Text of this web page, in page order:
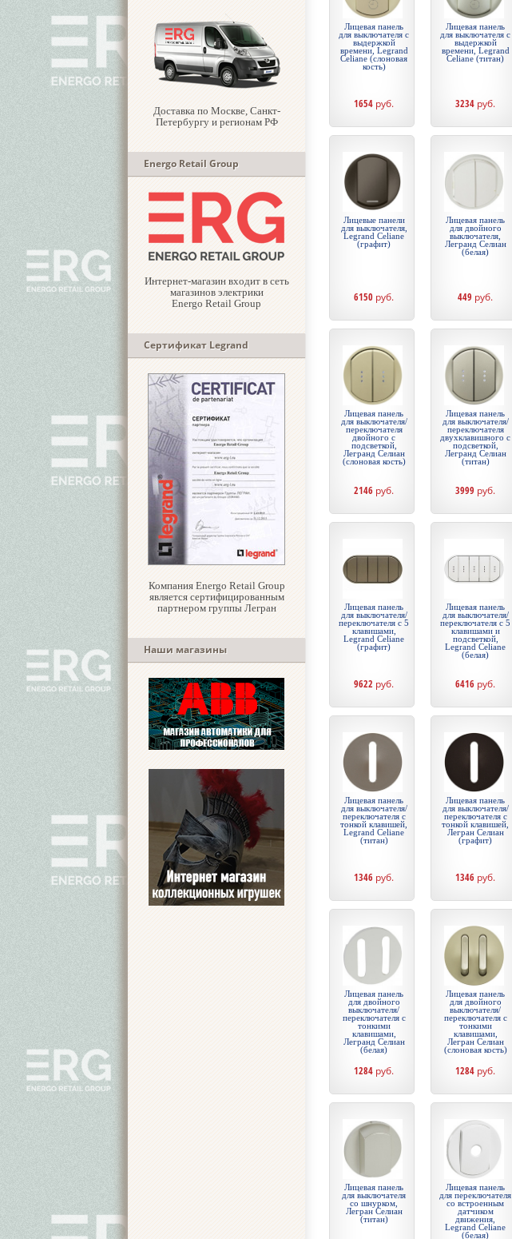
Доставка по Москве, Санкт-
Петербургу и регионам РФ
Energo Retail Group
Интернет-магазин входит в сеть
магазинов электрики
Energo Retail Group
Сертификат Legrand
Компания Energo Retail Group
является сертифицированным
партнером группы Легран
Наши магазины
Лицевая панель
для выключателя с
выдержкой
времени, Legrand
Celiane (слоновая
кость)
1654 руб.
Лицевая панель
для выключателя с
выдержкой
времени, Legrand
Celiane (титан)
3234 руб.
Лицевые панели
для выключателя,
Legrand Celiane
(графит)
6150 руб.
Лицевая панель
для двойного
выключателя,
Легранд Селиан
(белая)
449 руб.
Лицевая панель
для выключателя/
переключателя
двойного с
подсветкой,
Легранд Селиан
(слоновая кость)
2146 руб.
Лицевая панель
для выключателя/
переключателя
двухклавишного с
подсветкой,
Легранд Селиан
(титан)
3999 руб.
Лицевая панель
для выключателя/
переключателя с 5
клавишами,
Legrand Celiane
(графит)
9622 руб.
Лицевая панель
для выключателя/
переключателя с 5
клавишами и
подсветкой,
Legrand Celiane
(белая)
6416 руб.
Лицевая панель
для выключателя/
переключателя с
тонкой клавишей,
Legrand Celiane
(титан)
1346 руб.
Лицевая панель
для выключателя/
переключателя с
тонкой клавишей,
Легран Селиан
(графит)
1346 руб.
Лицевая панель
для двойного
выключателя/
переключателя с
тонкими
клавишами,
Легранд Селиан
(белая)
1284 руб.
Лицевая панель
для двойного
выключателя/
переключателя с
тонкими
клавишами,
Легран Селиан
(слоновая кость)
1284 руб.
Лицевая панель
для выключателя
со шнурком,
Легран Селиан
(титан)
Лицевая панель
для переключателя
со встроенным
датчиком
движения,
Legrand Celiane
(белая)